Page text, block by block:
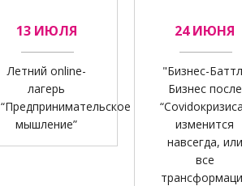
13 ИЮЛЯ
Летний online-
лагерь
“Предпринимательское
мышление”
24 ИЮНЯ
"Бизнес-
Бизнес после
изменится
навсегда, или
все